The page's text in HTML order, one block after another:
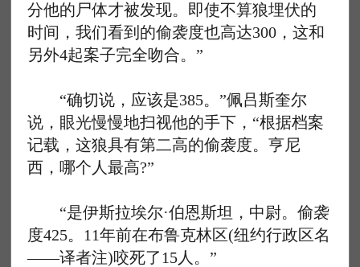
分他的尸体才被发现。即使不算狼埋伏的
时间，我们看到的偷袭度也高达300，这和
另外4起案子完全吻合。”
“确切说，应该是385。”佩吕斯奎尔
说，眼光慢慢地扫视他的手下，“根据档案
记载，这狼具有第二高的偷袭度。亨尼
西，哪个人最高?”
“是伊斯拉埃尔·伯恩斯坦，中尉。偷袭
度425。11年前在布鲁克林区(纽约行政区名
——译者注)咬死了15人。”